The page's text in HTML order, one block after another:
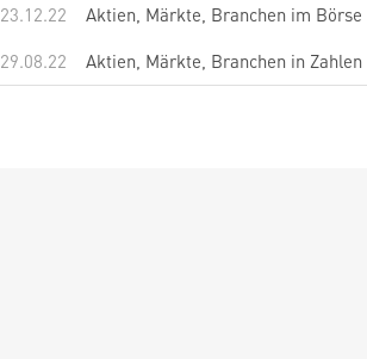
23.12.22
Aktien, Märkte, Branchen im
29.08.22
Aktien, Märkte, Branchen in